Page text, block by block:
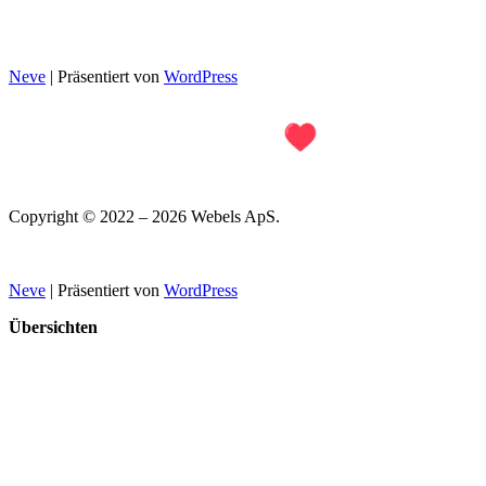
Neve | Präsentiert von WordPress
Copyright © 2022 – 2026 Webels ApS.
Neve | Präsentiert von WordPress
Übersichten